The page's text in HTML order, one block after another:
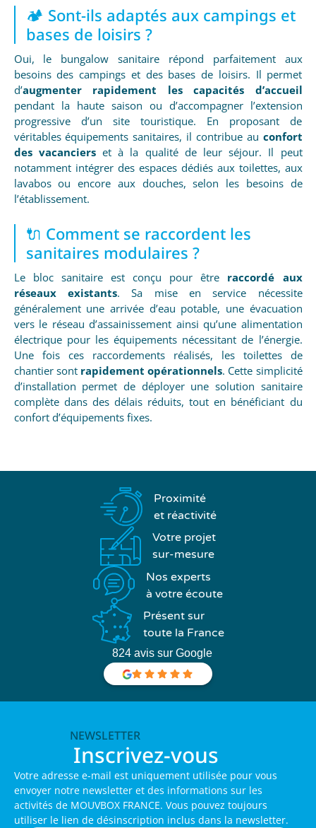
🏕️ Sont-ils adaptés aux campings et
bases de loisirs ?
Oui, le bungalow sanitaire répond parfaitement aux
besoins des campings et des bases de loisirs. Il permet
d’augmenter rapidement les capacités d’accueil
pendant la haute saison ou d’accompagner l’extension
progressive d’un site touristique. En proposant de
véritables équipements sanitaires, il contribue au confort
des vacancierset à la qualité de leur séjour. Il peut
notamment intégrer des espaces dédiés aux toilettes, aux
lavabos ou encore aux douches, selon les besoins de
l’établissement.
🔌 Comment se raccordent les
sanitaires modulaires ?
Le bloc sanitaire est conçu pour être raccordé aux
réseaux existants. Sa mise en service nécessite
généralement une arrivée d’eau potable, une évacuation
vers le réseau d’assainissement ainsi qu’une alimentation
électrique pour les équipements nécessitant de l’énergie.
Une fois ces raccordements réalisés, les toilettes de
chantier sont rapidement opérationnels. Cette simplicité
d’installation permet de déployer une solution sanitaire
complète dans des délais réduits, tout en bénéficiant du
confort d’équipements fixes.
Proximité
et réactivité
Votre projet
sur-mesure
Nos experts
à votre écoute
Présent sur
toute la France
824 avis sur Google
NEWSLETTER
Inscrivez-vous
Votre adresse e-mail est uniquement utilisée pour vous
envoyer notre newsletter et des informations sur les
activités de MOUVBOX FRANCE. Vous pouvez toujours
utiliser le lien de désinscription inclus dans la newsletter.